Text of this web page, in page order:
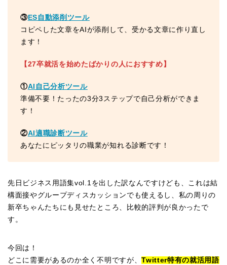
③ES自動添削ツール
コピペした文章をAIが添削して、受かる文章に作り直し
ます！
【27卒就活を始めたばかりの人におすすめ】
①AI自己分析ツール
準備不要！たったの3分3ステップで自己分析ができま
す！
②AI適職診断ツール
あなたにピッタリの職業が知れる診断です！
先日ビジネス用語集vol.1を出した訳なんですけども、これは結
構面接やグループディスカッションでも使えるし、私の周りの
新卒ちゃんたちにも見せたところ、比較的評判が良かったで
す。
今回は！
どこに需要があるのか全く不明ですが、Twitter特有の就活用語